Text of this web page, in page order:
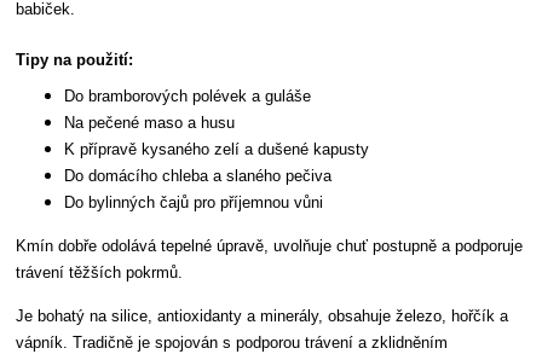
babiček.
Tipy na použití:
Do bramborových polévek a guláše
Na pečené maso a husu
K přípravě kysaného zelí a dušené kapusty
Do domácího chleba a slaného pečiva
Do bylinných čajů pro příjemnou vůni
Kmín dobře odolává tepelné úpravě, uvolňuje chuť postupně a podporuje
trávení těžších pokrmů.
Je bohatý na silice, antioxidanty a minerály, obsahuje železo, hořčík a
vápník. Tradičně je spojován s podporou trávení a zklidněním